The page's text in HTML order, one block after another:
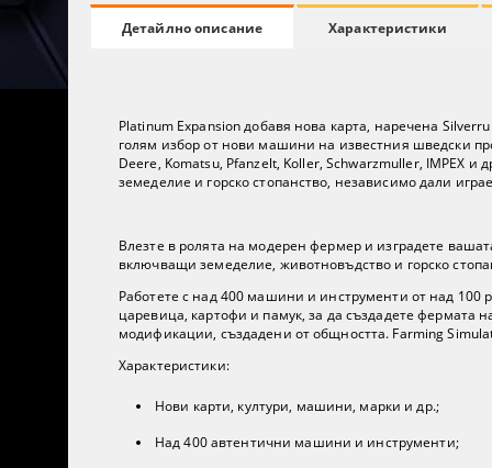
Детайлно описание Характеристики
Platinum Expansion добавя нова карта, наречена
голям избор от нови машини на известния шведски
Deere, Komatsu, Pfanzelt, Koller, Schwarzmuller, IMPEX
земеделие и горско стопанство, независимо дали
Влезте в ролята на модерен фермер и изградете
включващи земеделие, животновъдство и горско
Работете с над 400 машини и инструменти от над 100
царевица, картофи и памук, за да създадете фермата
модификации, създадени от общността. Farming
Характеристики:
Нови карти, култури, машини, марки и др.;
Над 400 автентични машини и инструменти;